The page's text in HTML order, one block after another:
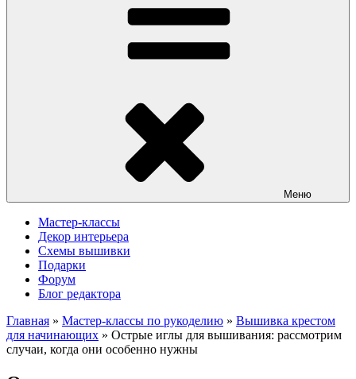
Меню
Мастер-классы
Декор интерьера
Схемы вышивки
Подарки
Форум
Блог редактора
Главная » Мастер-классы по рукоделию » Вышивка крестом
для начинающих » Острые иглы для вышивания: рассмотрим
случаи, когда они особенно нужны